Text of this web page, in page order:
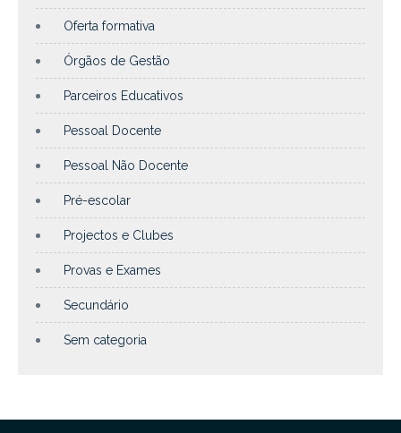
Oferta formativa
Órgãos de Gestão
Parceiros Educativos
Pessoal Docente
Pessoal Não Docente
Pré-escolar
Projectos e Clubes
Provas e Exames
Secundário
Sem categoria